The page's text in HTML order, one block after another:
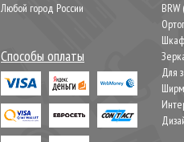
Любой город России
Способы оплаты
Для